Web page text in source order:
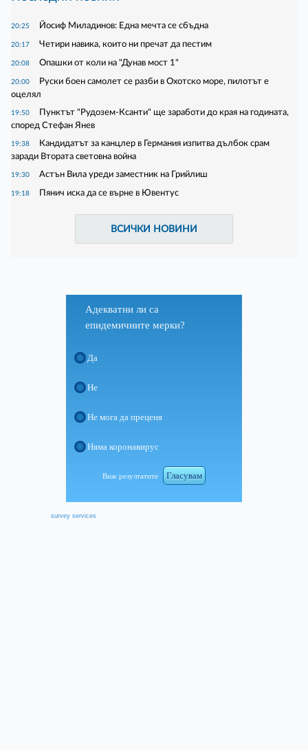
20:25 Йосиф Миладинов: Една мечта се сбъдна
20:17 Четири навика, които ни пречат да пестим
20:08 Опашки от коли на "Дунав мост 1"
20:00
Руски боен самолет се разби в Охотско море, пилотът е
оцелял
19:50
Пунктът "Рудозем-Ксанти" ще заработи до края на годината,
според Стефан Янев
19:38
Кандидатът за канцлер в Германия изпитва дълбок срам
заради Втората световна война
19:30 Астън Вила уреди заместник на Грийлиш
19:18 Пянич иска да се върне в Ювентус
ВСИЧКИ НОВИНИ
Адекватни ли са
епидемичните мерки?
Да
Не
Не мога да преценя
Няма коронавирус
Виж резултатите Гласувам
survey services